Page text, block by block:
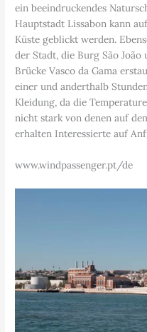
ein beeindruckendes
Hauptstadt Lissabon kann
Küste geblickt werden.
der Stadt, die Burg São
Brücke Vasco da Gama
einer und anderthalb
Kleidung, da die
nicht stark von denen auf
erhalten Interessierte auf
www.windpassenger.pt/de